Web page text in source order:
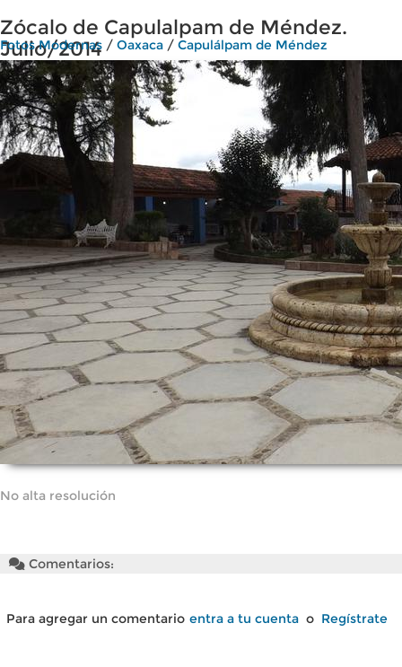
Zócalo de Capulalpam de Méndez.
Julio/2014
Fotos Modernas / Oaxaca / Capulálpam de Méndez
No alta resolución
Comentarios:
Para agregar un comentario entra a tu cuenta o Regístrate